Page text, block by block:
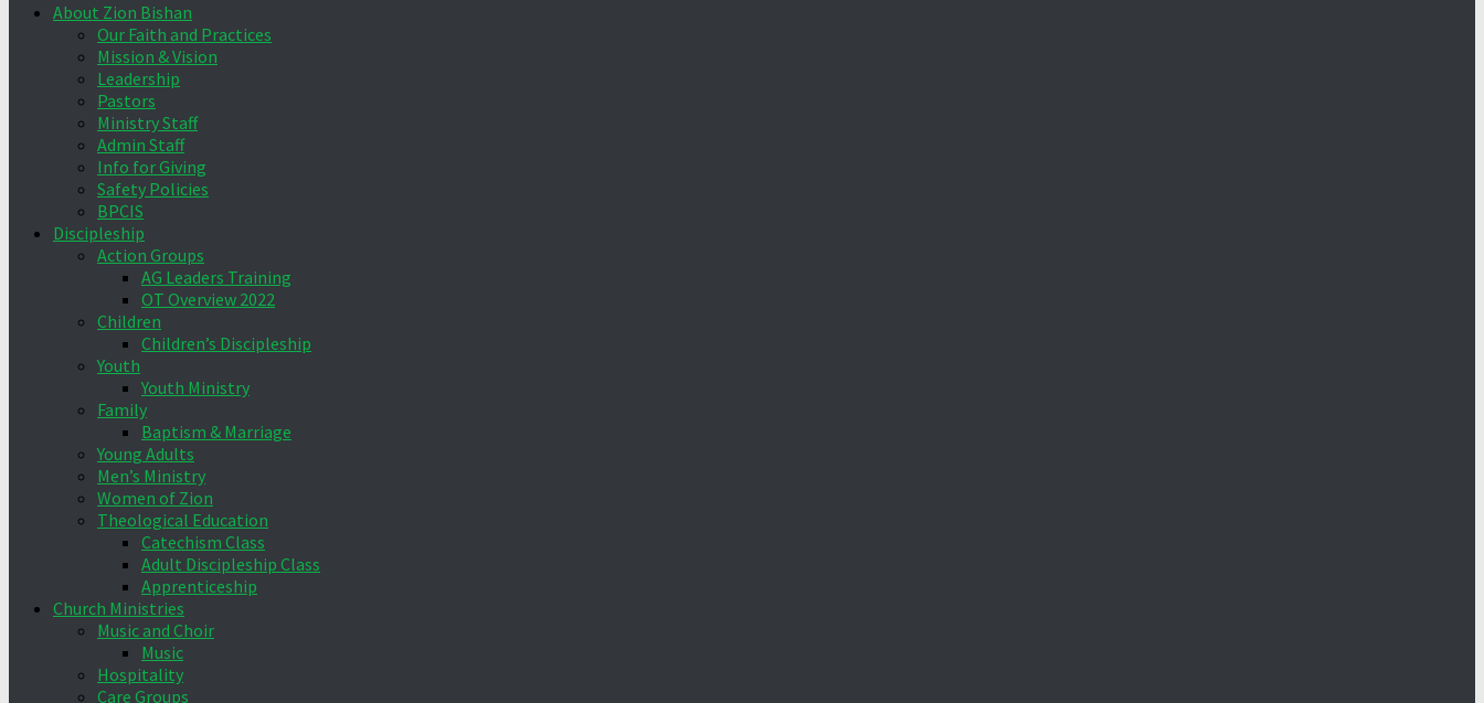
About Zion Bishan
Our Faith and Practices
Mission & Vision
Leadership
Pastors
Ministry Staff
Admin Staff
Info for Giving
Safety Policies
BPCIS
Discipleship
Action Groups
AG Leaders Training
OT Overview 2022
Children
Children’s Discipleship
Youth
Youth Ministry
Family
Baptism & Marriage
Young Adults
Men’s Ministry
Women of Zion
Theological Education
Catechism Class
Adult Discipleship Class
Apprenticeship
Church Ministries
Music and Choir
Music
Hospitality
Care Groups